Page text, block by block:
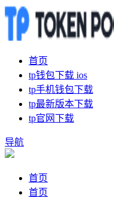
首页
tp钱包下载 ios
tp手机钱包下载
tp最新版本下载
tp官网下载
导航
首页
首页